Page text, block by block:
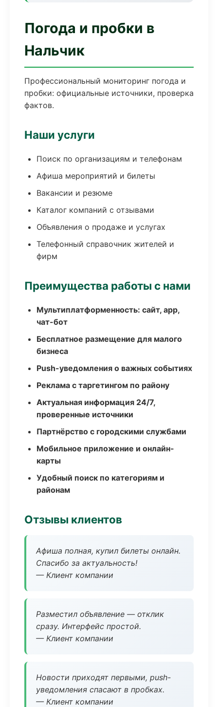
Погода и пробки в
Нальчик
Профессиональный мониторинг погода и
пробки: официальные источники, проверка
фактов.
Наши услуги
Поиск по организациям и телефонам
Афиша мероприятий и билеты
Вакансии и резюме
Каталог компаний с отзывами
Объявления о продаже и услугах
Телефонный справочник жителей и
фирм
Преимущества работы с нами
Мультиплатформенность: сайт, app,
чат-бот
Бесплатное размещение для малого
бизнеса
Push-уведомления о важных событиях
Реклама с таргетингом по району
Актуальная информация 24/7,
проверенные источники
Партнёрство с городскими службами
Мобильное приложение и онлайн-
карты
Удобный поиск по категориям и
районам
Отзывы клиентов
Афиша полная, купил билеты онлайн.
Спасибо за актуальность!
— Клиент компании
Разместил объявление — отклик
сразу. Интерфейс простой.
— Клиент компании
Новости приходят первыми, push-
уведомления спасают в пробках.
— Клиент компании